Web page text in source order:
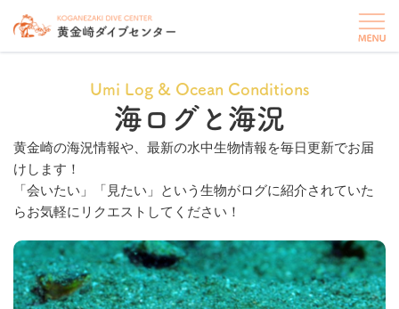
Umi Log & Ocean Conditions
海ログと海況
黄金崎の海況情報や、最新の水中生物情報を毎日更新でお届
けします！
「会いたい」「見たい」という生物がログに紹介されていた
らお気軽にリクエストしてください！